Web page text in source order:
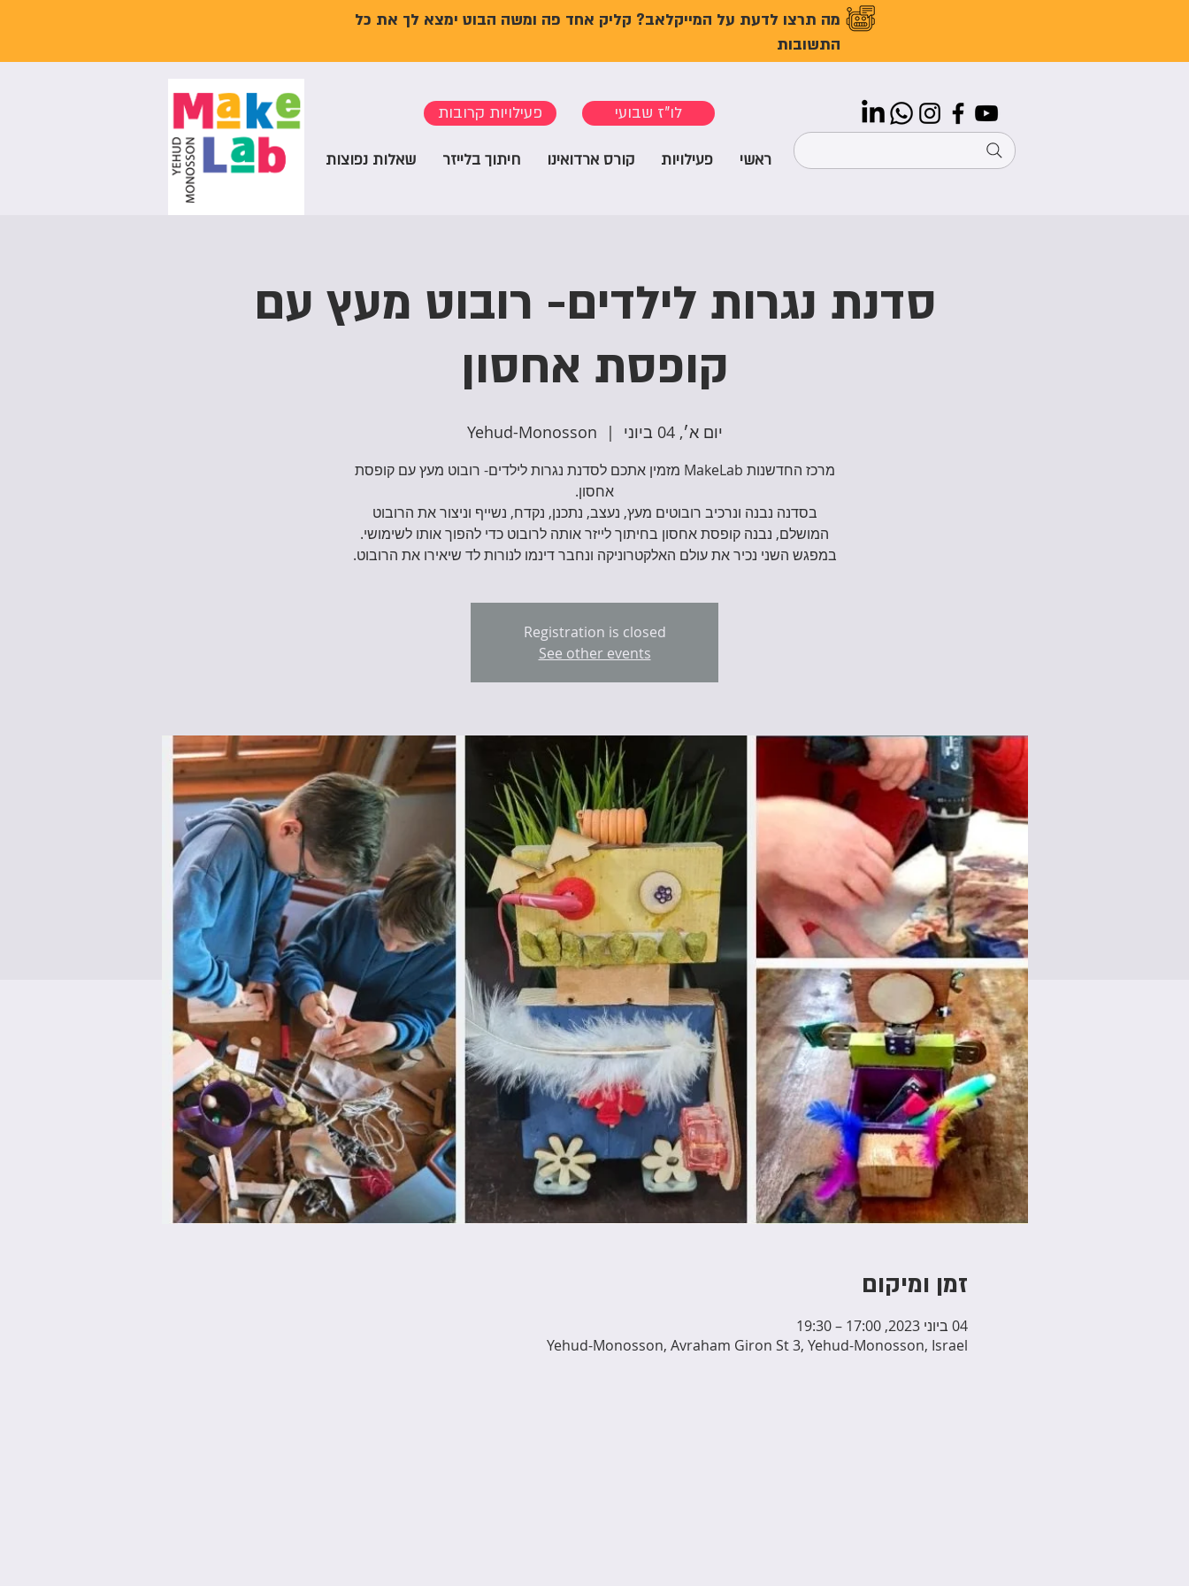
מה תרצו לדעת על המייקלאב? קליק אחד פה ומשה הבוט ימצא לך את כל
התשובות
פעילויות קרובות לו"ז שבועי
ראשי פעילויות קורס ארדואינו חיתוך בלייזר שאלות נפוצות
סדנת נגרות לילדים- רובוט מעץ עם
קופסת אחסון
יום א׳, 04 ביוני
  |
Yehud-Monosson
מרכז החדשנות MakeLab מזמין אתכם לסדנת נגרות לילדים- רובוט מעץ עם קופסת
בסדנה נבנה ונרכיב רובוטים מעץ, נעצב, נתכנן, נקדח, נשייף וניצור את הרובוט
המושלם, נבנה קופסת אחסון בחיתוך לייזר אותה לרובוט כדי להפוך אותו לשימושי.
במפגש השני נכיר את עולם האלקטרוניקה ונחבר דינמו לנורות לד שיאירו את הרובוט.
Registration is closed
See other events
זמן ומיקום
04 ביוני 2023, 17:00 – 19:30
Yehud-Monosson, Avraham Giron St 3, Yehud-Monosson, Israel